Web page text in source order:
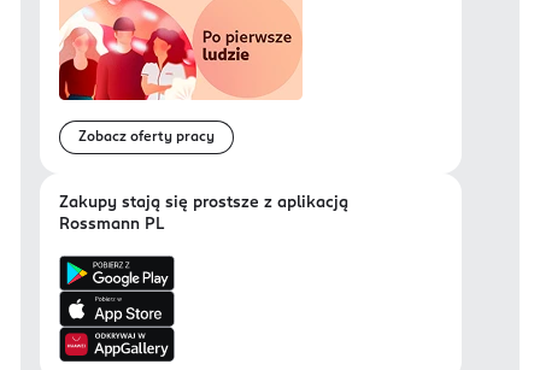
Zobacz oferty pracy
Zakupy stają się prostsze z aplikacją
Rossmann PL